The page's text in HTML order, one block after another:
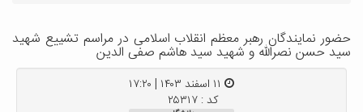
حضور نمایندگان رهبر معظم انقلاب اسلامی در مراسم تشییع شهید
سید حسن نصرالله و شهید سید هاشم صفی الدین
کد : ۲۵۳۱۷